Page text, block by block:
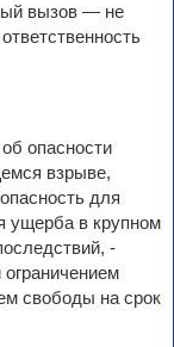
вызов — не
опасности
взрыве,
для
ущерба в крупном
-
свободы на срок